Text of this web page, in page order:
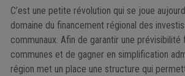
C’est une petite révolution qui se joue
domaine du financement régional des
communaux. Afin de garantir une prévisibilité
communes et de gagner en simplification
région met un place une structure qui